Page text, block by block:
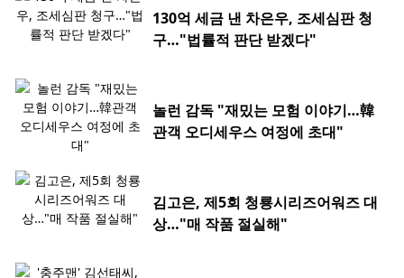
130억 세금 낸 차은우, 조세심판 청
구…"법률적 판단 받겠다"
놀런 감독 "재밌는 모험 이야기…韓
관객 오디세우스 여정에 초대"
김고은, 제5회 청룡시리즈어워즈 대
상…"매 작품 절실해"